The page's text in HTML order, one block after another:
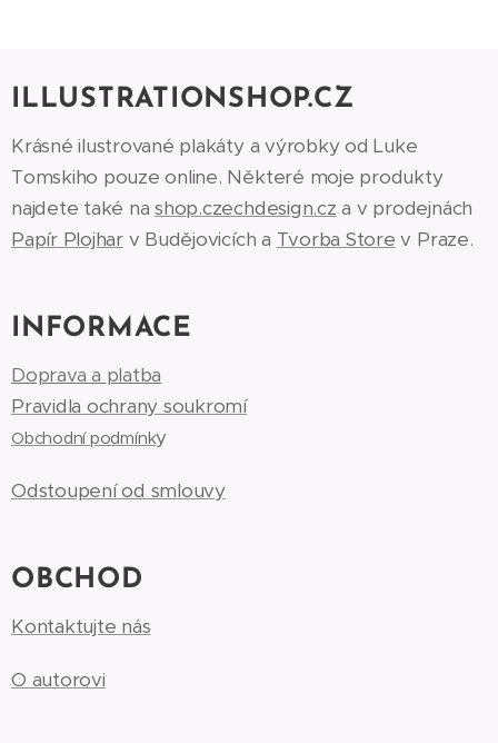
ILLUSTRATIONSHOP.CZ
Krásné ilustrované plakáty a výrobky od Luke
Tomskiho pouze online. Některé moje produkty
najdete také nashop.czechdesign.cz a v prodejnách
Papír Plojharv Budějovicích a Tvorba Store v Praze.
INFORMACE
Doprava a platba
Pravidla ochrany soukromí
Obchodní podmínky
Odstoupení od smlouvy
OBCHOD
Kontaktujte nás
O autorovi